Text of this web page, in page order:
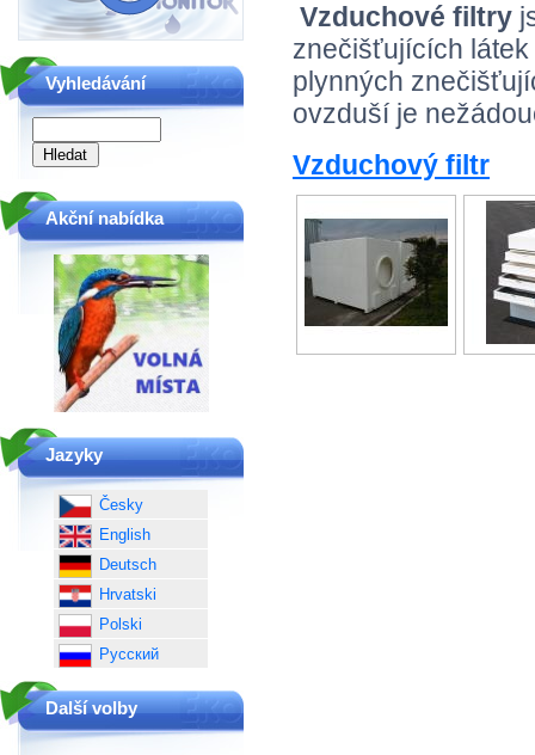
Vzduchové filtry
znečišťujících
plynných
ovzduší je
Vzduchový filtr
Vyhledávání
Akční nabídka
Jazyky
Česky
English
Deutsch
Hrvatski
Polski
Русский
Další volby